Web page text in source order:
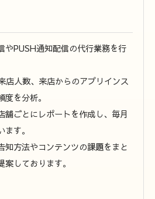
やPUSH通知配信の代行業務を行
店人数、来店からのアプリインス
を分析。
ごとにレポートを作成し、毎月
す。
方法やコンテンツの課題をまと
しております。